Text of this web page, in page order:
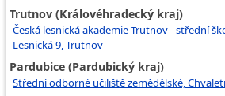
Trutnov (Královéhradecký kraj)
Česká lesnická akademie Trutnov - střední
Lesnická 9, Trutnov
Pardubice (Pardubický kraj)
Střední odborné učiliště zemědělské,